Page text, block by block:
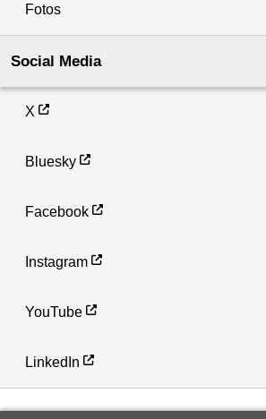
Fotos
Social Media
X
Bluesky
Facebook
Instagram
YouTube
LinkedIn